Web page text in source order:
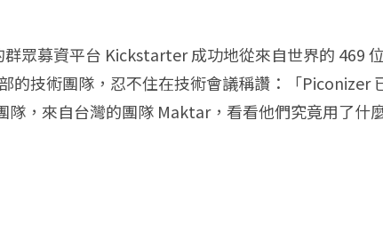
眾募資平台 Kickstarter 成功地從來自世界的 469
技術團隊，忍不住在技術會議稱讚：「Piconizer
，來自台灣的團隊 Maktar，看看他們究竟用了什